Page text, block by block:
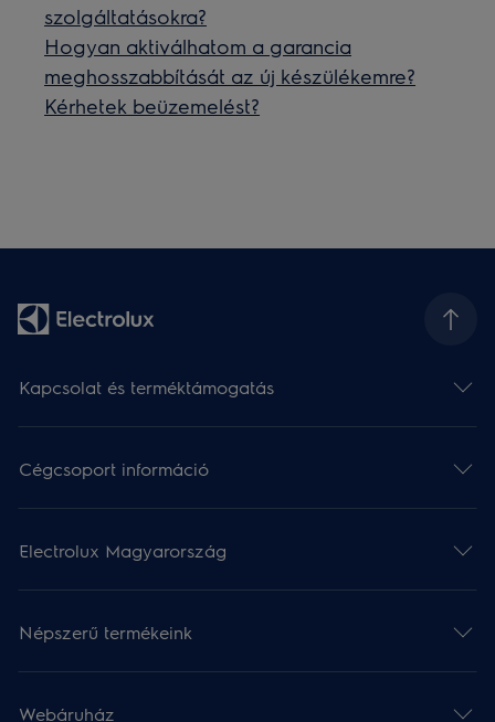
szolgáltatásokra?
Hogyan aktiválhatom a garancia
meghosszabbítását az új készülékemre?
Kérhetek beüzemelést?
Kapcsolat és terméktámogatás
Cégcsoport információ
Electrolux Magyarország
Népszerű termékeink
Webáruház​